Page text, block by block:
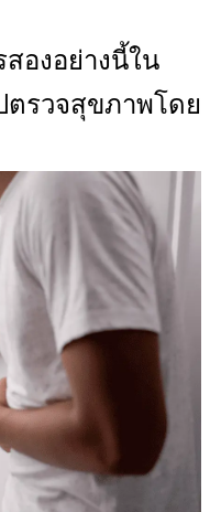
องอย่างนี้ใน
รวจสุขภาพโดย